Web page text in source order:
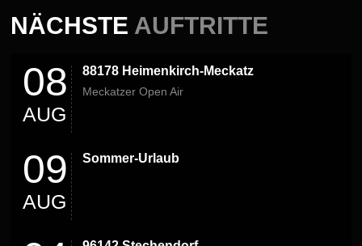
NÄCHSTE AUFTRITTE
08
AUG
88178 Heimenkirch-Meckatz
Meckatzer Open Air
09
AUG
Sommer-Urlaub